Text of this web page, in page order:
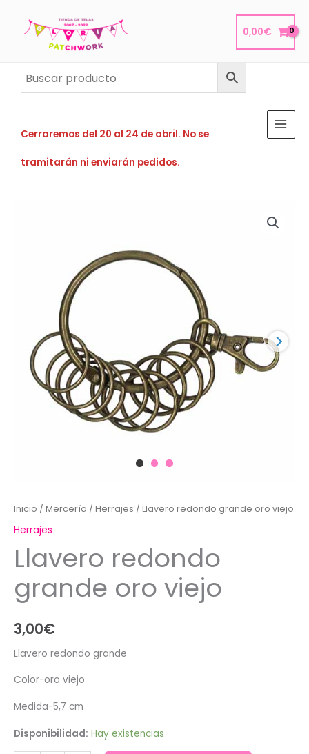
0,00€
Cerraremos del 20 al 24 de abril. No se
tramitarán ni enviarán pedidos.
Inicio / Mercería / Herrajes / Llavero redondo grande oro viejo
Herrajes
Llavero redondo
grande oro viejo
3,00€
Llavero redondo grande
Color-oro viejo
Medida-5,7 cm
Disponibilidad: Hay existencias